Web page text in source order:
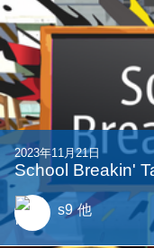
2023年11月21日
School Breakin'
s9 他